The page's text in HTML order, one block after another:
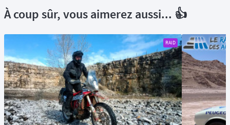
À coup sûr, vous aimerez aussi... 👍
RAID